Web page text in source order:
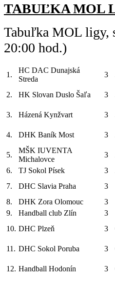
TABUĽKA MOL
Tabuľka MOL ligy,
20:00 hod.)
1.
HC DAC Dunajská
Streda
3
2. HK Slovan Duslo Šaľa 3
3. Házená Kynžvart 3
4. DHK Baník Most 3
5.
MŠK IUVENTA
Michalovce
3
6.
TJ Sokol Písek 3
7.
DHC Slavia Praha 3
8.
DHK Zora Olomouc 3
9.
Handball club Zlín 3
10. DHC Plzeň 3
11. DHC Sokol Poruba 3
12. Handball Hodonín 3